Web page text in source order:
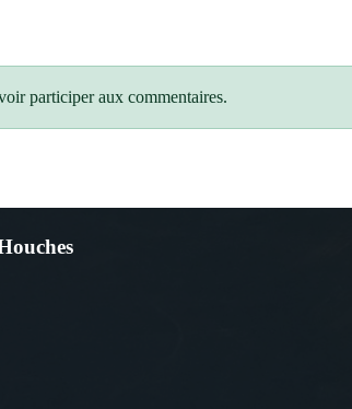
participer aux commentaires.